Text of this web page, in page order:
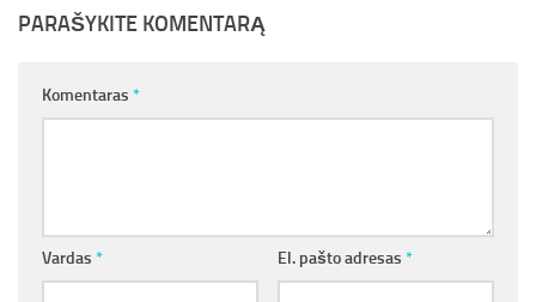
PARAŠYKITE KOMENTARĄ
Komentaras *
Vardas * El. pašto adresas *